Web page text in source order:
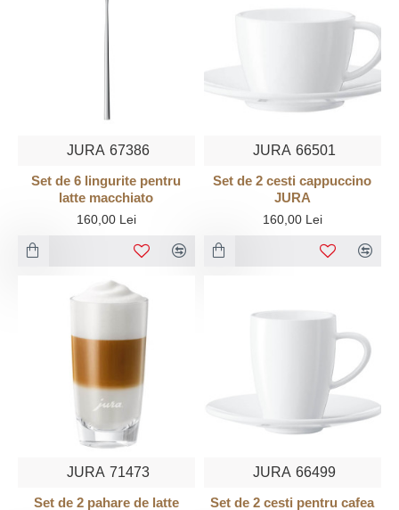
JURA 67386
Set de 6 lingurite pentru
latte macchiato
160,00 Lei
JURA 66501
Set de 2 cesti cappuccino
JURA
160,00 Lei
JURA 71473
Set de 2 pahare de latte
JURA 66499
Set de 2 cesti pentru cafea